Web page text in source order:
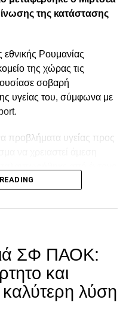
της κατάστασης
εθνικής Ρουμανίας
της χώρας τις
σοβαρή
υγείας του, σύμφωνα με
προβλήματα υγείας προς
αρνητικά την ήδη
αναφέρουν ότι η
LinkedIn
Telegram
ΣΦ ΠΑΟΚ:
και
λύση